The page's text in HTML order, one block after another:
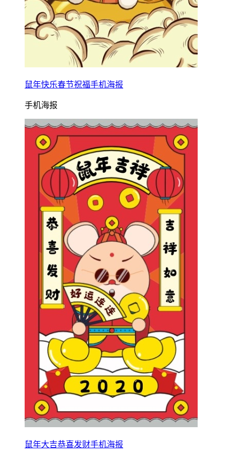
鼠年快乐春节祝福手机海报
手机海报
鼠年大吉恭喜发财手机海报